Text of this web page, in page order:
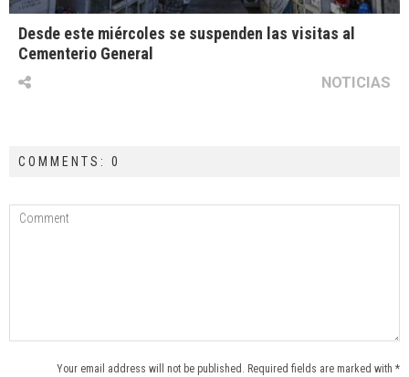
Desde este miércoles se suspenden las visitas al
Cementerio General
NOTICIAS
COMMENTS: 0
Your email address will not be published. Required fields are marked with *